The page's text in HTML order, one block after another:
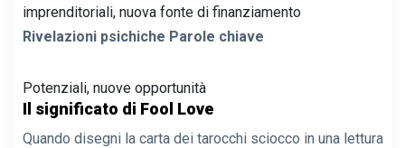
imprenditoriali, nuova fonte di finanziamento
Rivelazioni psichiche Parole chiave
Potenziali, nuove opportunità
Il significato di Fool Love
Quando disegni la carta dei tarocchi sciocco in una lettura